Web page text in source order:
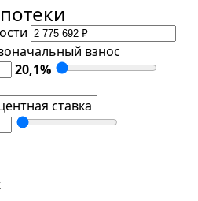
взнос
20,1%
ставка